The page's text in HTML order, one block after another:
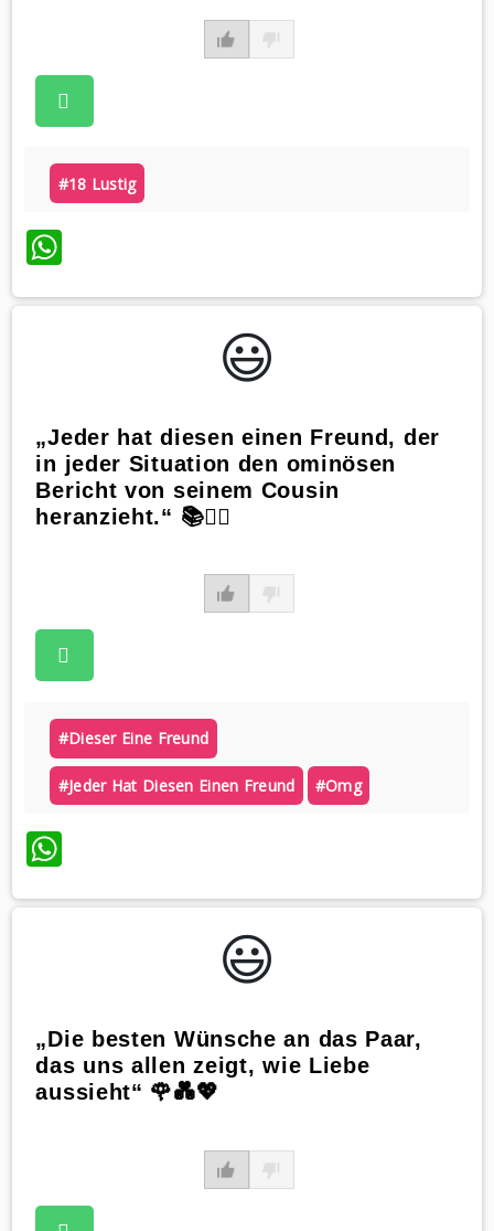
#18 Lustig
WhatsApp
😃️
„Jeder hat diesen einen Freund, der
in jeder Situation den ominösen
Bericht von seinem Cousin
heranzieht.“ 📚🤷‍♂️
#dieser Eine Freund
#jeder Hat Diesen Einen Freund #omg
WhatsApp
😃️
„Die besten Wünsche an das Paar,
das uns allen zeigt, wie Liebe
aussieht“ 🌹💑💖